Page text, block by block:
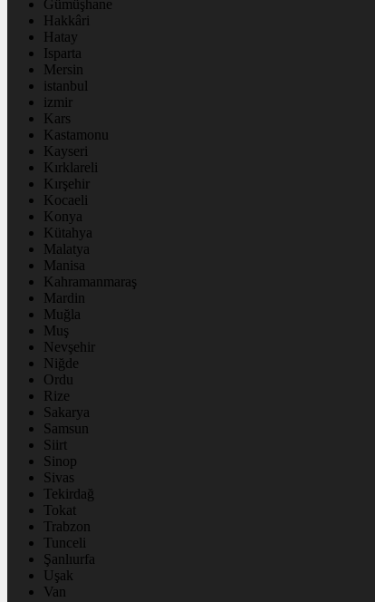
Gümüşhane
Hakkâri
Hatay
Isparta
Mersin
istanbul
izmir
Kars
Kastamonu
Kayseri
Kırklareli
Kırşehir
Kocaeli
Konya
Kütahya
Malatya
Manisa
Kahramanmaraş
Mardin
Muğla
Muş
Nevşehir
Niğde
Ordu
Rize
Sakarya
Samsun
Siirt
Sinop
Sivas
Tekirdağ
Tokat
Trabzon
Tunceli
Şanlıurfa
Uşak
Van